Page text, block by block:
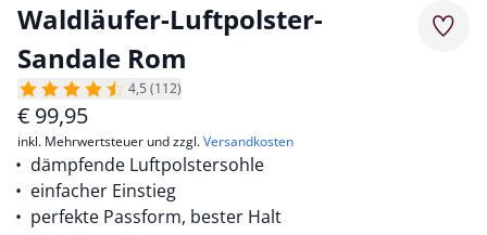
Waldläufer-Luftpolster-
Sandale Rom
4,5 (112)
€ 99,95
inkl. Mehrwertsteuer und zzgl.Versandkosten
dämpfende Luftpolstersohle
einfacher Einstieg
perfekte Passform, bester Halt